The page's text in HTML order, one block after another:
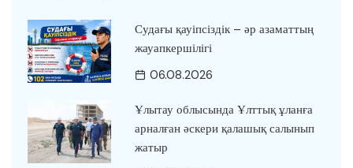
Судағы қауіпсіздік – әр азаматтың
жауапкершілігі
06.08.2026
Ұлытау облысында Ұлттық ұланға
арналған әскери қалашық салынып
жатыр